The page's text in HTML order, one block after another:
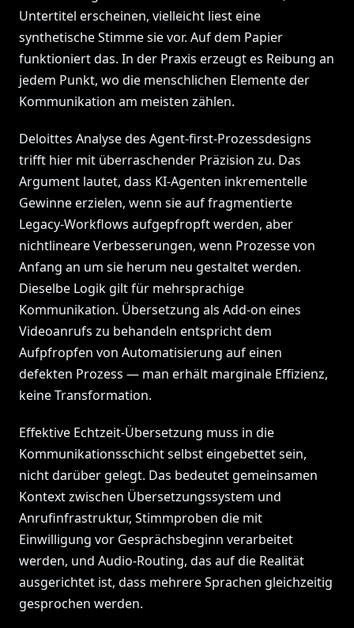
Untertitel erscheinen, vielleicht liest eine
synthetische Stimme sie vor. Auf dem Papier
funktioniert das. In der Praxis erzeugt es Reibung an
jedem Punkt, wo die menschlichen Elemente der
Kommunikation am meisten zählen.
Deloittes Analyse des Agent-first-Prozessdesigns
trifft hier mit überraschender Präzision zu. Das
Argument lautet, dass KI-Agenten inkrementelle
Gewinne erzielen, wenn sie auf fragmentierte
Legacy-Workflows aufgepfropft werden, aber
nichtlineare Verbesserungen, wenn Prozesse von
Anfang an um sie herum neu gestaltet werden.
Dieselbe Logik gilt für mehrsprachige
Kommunikation. Übersetzung als Add-on eines
Videoanrufs zu behandeln entspricht dem
Aufpfropfen von Automatisierung auf einen
defekten Prozess — man erhält marginale Effizienz,
keine Transformation.
Effektive Echtzeit-Übersetzung muss in die
Kommunikationsschicht selbst eingebettet sein,
nicht darüber gelegt. Das bedeutet gemeinsamen
Kontext zwischen Übersetzungssystem und
Anrufinfrastruktur, Stimmproben die mit
Einwilligung vor Gesprächsbeginn verarbeitet
werden, und Audio-Routing, das auf die Realität
ausgerichtet ist, dass mehrere Sprachen gleichzeitig
gesprochen werden.